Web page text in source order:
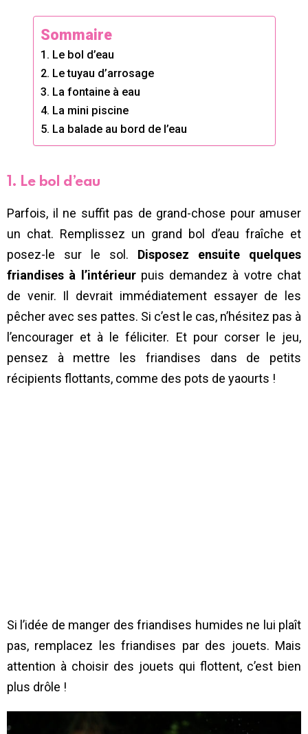
Sommaire
1. Le bol d’eau
2. Le tuyau d’arrosage
3. La fontaine à eau
4. La mini piscine
5. La balade au bord de l’eau
1. Le bol d’eau
Parfois, il ne suffit pas de grand-chose pour amuser
un chat. Remplissez un grand bol d’eau fraîche et
posez-le sur le sol. Disposez ensuite quelques
friandises à l’intérieur puis demandez à votre chat
de venir. Il devrait immédiatement essayer de les
pêcher avec ses pattes. Si c’est le cas, n’hésitez pas à
l’encourager et à le féliciter. Et pour corser le jeu,
pensez à mettre les friandises dans de petits
récipients flottants, comme des pots de yaourts !
Si l’idée de manger des friandises humides ne lui plaît
pas, remplacez les friandises par des jouets. Mais
attention à choisir des jouets qui flottent, c’est bien
plus drôle !